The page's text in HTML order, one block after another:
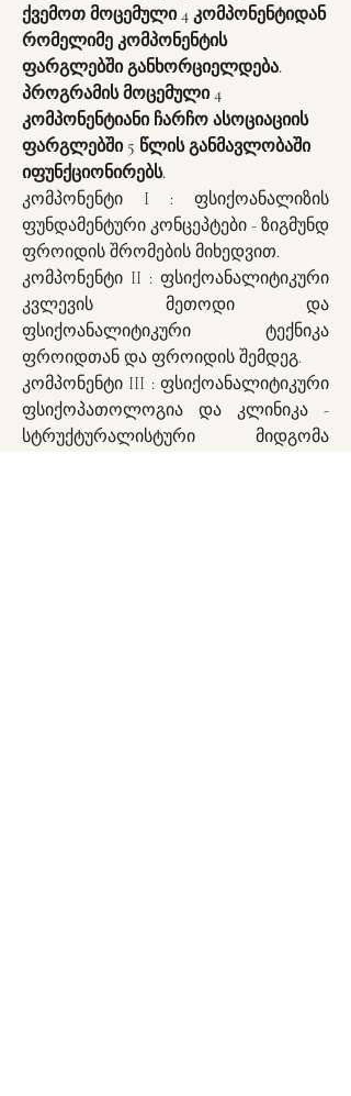
ქვემოთ მოცემული 4 კომპონენტიდან
რომელიმე კომპონენტის
ფარგლებში განხორციელდება.
პროგრამის მოცემული 4
კომპონენტიანი ჩარჩო ასოციაციის
ფარგლებში 5 წლის განმავლობაში
იფუნქციონირებს.
კომპონენტი I : ფსიქოანალიზის
ფუნდამენტური კონცეპტები - ზიგმუნდ
ფროიდის შრომების მიხედვით.
კომპონენტი II : ფსიქოანალიტიკური
კვლევის მეთოდი და
ფსიქოანალიტიკური ტექნიკა
ფროიდთან და ფროიდის შემდეგ.
კომპონენტი III : ფსიქოანალიტიკური
ფსიქოპათოლოგია და კლინიკა -
სტრუქტურალისტური მიდგომა